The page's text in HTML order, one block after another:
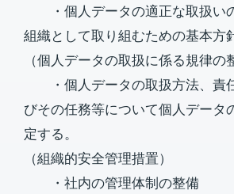
・個人データの適正な取扱い
組織として取り組むための基本方
（個人データの取扱に係る規律の
・個人データの取扱方法、責
びその任務等について個人データ
定する。
（組織的安全管理措置）
・社内の管理体制の整備